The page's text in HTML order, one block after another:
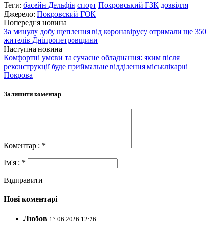
Теги: басейн Дельфін спорт Покровський ГЗК дозвілля
Джерело: Покровский ГОК
Попередня новина
За минулу добу щеплення від коронавірусу отримали ще 350
жителів Дніпропетровщини
Наступна новина
Комфортні умови та сучасне обладнання: яким після
реконструкції буде приймальне відділення міськлікарні
Покрова
Залишити коментар
Коментар : *
Ім'я : *
Відправити
Нові коментарі
Любов 17.06.2026 12:26